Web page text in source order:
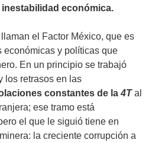
económica.
el Factor México, que es
económicas y políticas que
En un principio se trabajó
los retrasos en las
constantes de la4Tal
ese tramo está
el que le siguió tiene en
la creciente corrupción a